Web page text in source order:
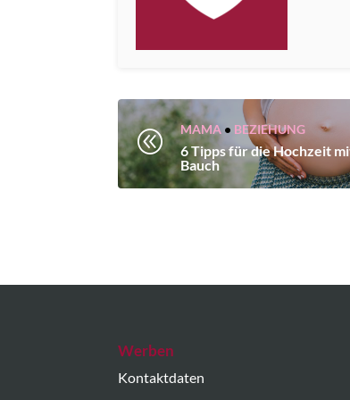
@ MAMA • BEZIEHUNG
6 Tipps für die Hochzeit
Bauch
Werben
Kontaktdaten